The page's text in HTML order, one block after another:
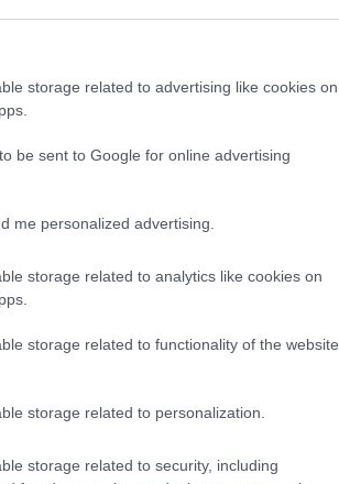
storage related to advertising like cookies on
be sent to Google for online advertising
me personalized advertising.
storage related to analytics like cookies on
storage related to functionality of the website
storage related to personalization.
storage related to security, including